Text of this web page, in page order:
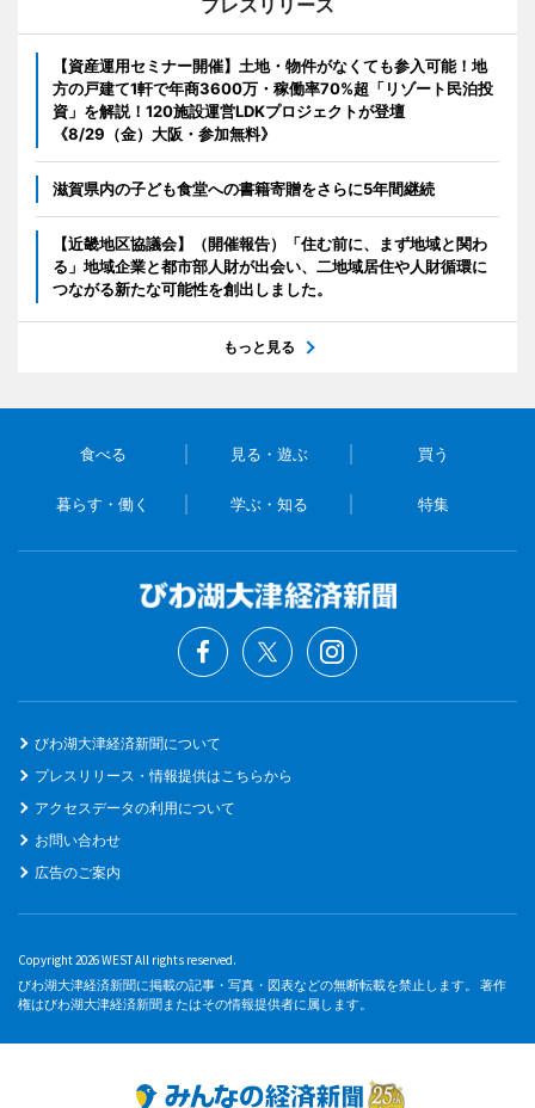
【資産運用セミナー開催】土地・物件がなくても参入可能！地
方の戸建て1軒で年商3600万・稼働率70%超「リゾート民泊投
資」を解説！120施設運営LDKプロジェクトが登壇
《8/29（金）大阪・参加無料》
滋賀県内の子ども食堂への書籍寄贈をさらに5年間継続
【近畿地区協議会】（開催報告）「住む前に、まず地域と関わ
る」地域企業と都市部人財が出会い、二地域居住や人財循環に
つながる新たな可能性を創出しました。
もっと見る
食べる 見る・遊ぶ 買う
暮らす・働く 学ぶ・知る 特集
びわ湖大津経済新聞について
プレスリリース・情報提供はこちらから
アクセスデータの利用について
お問い合わせ
広告のご案内
Copyright 2026 WEST All rights reserved.
びわ湖大津経済新聞に掲載の記事・写真・図表などの無断転載を禁止します。 著作
権はびわ湖大津経済新聞またはその情報提供者に属します。